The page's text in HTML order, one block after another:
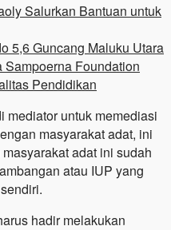
Salurkan Bantuan untuk
5,6 Guncang Maluku Utara
Sampoerna Foundation
Pendidikan
mediator untuk memediasi
masyarakat adat, ini
adat ini sudah
atau IUP yang
hadir melakukan